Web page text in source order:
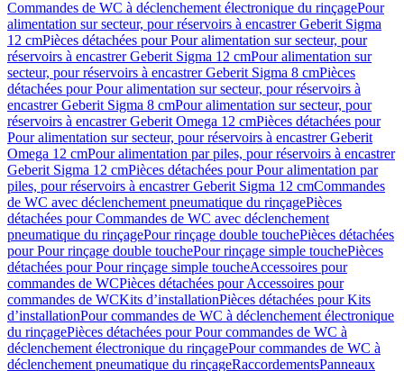
Commandes de WC à déclenchement électronique du rinçagePour
alimentation sur secteur, pour réservoirs à encastrer Geberit Sigma
12 cmPièces détachées pour Pour alimentation sur secteur, pour
réservoirs à encastrer Geberit Sigma 12 cmPour alimentation sur
secteur, pour réservoirs à encastrer Geberit Sigma 8 cmPièces
détachées pour Pour alimentation sur secteur, pour réservoirs à
encastrer Geberit Sigma 8 cmPour alimentation sur secteur, pour
réservoirs à encastrer Geberit Omega 12 cmPièces détachées pour
Pour alimentation sur secteur, pour réservoirs à encastrer Geberit
Omega 12 cmPour alimentation par piles, pour réservoirs à encastrer
Geberit Sigma 12 cmPièces détachées pour Pour alimentation par
piles, pour réservoirs à encastrer Geberit Sigma 12 cmCommandes
de WC avec déclenchement pneumatique du rinçagePièces
détachées pour Commandes de WC avec déclenchement
pneumatique du rinçagePour rinçage double touchePièces détachées
pour Pour rinçage double touchePour rinçage simple touchePièces
détachées pour Pour rinçage simple toucheAccessoires pour
commandes de WCPièces détachées pour Accessoires pour
commandes de WCKits d’installationPièces détachées pour Kits
d’installationPour commandes de WC à déclenchement électronique
du rinçagePièces détachées pour Pour commandes de WC à
déclenchement électronique du rinçagePour commandes de WC à
déclenchement pneumatique du rinçageRaccordementsPanneaux